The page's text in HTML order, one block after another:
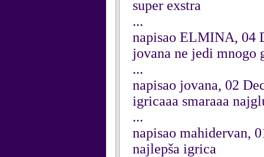
super exstra
...
napisao ELMINA, 04
jovana ne jedi mnogo
...
napisao jovana, 02
igricaaa smaraaa
...
napisao mahidervan,
najlepša igrica